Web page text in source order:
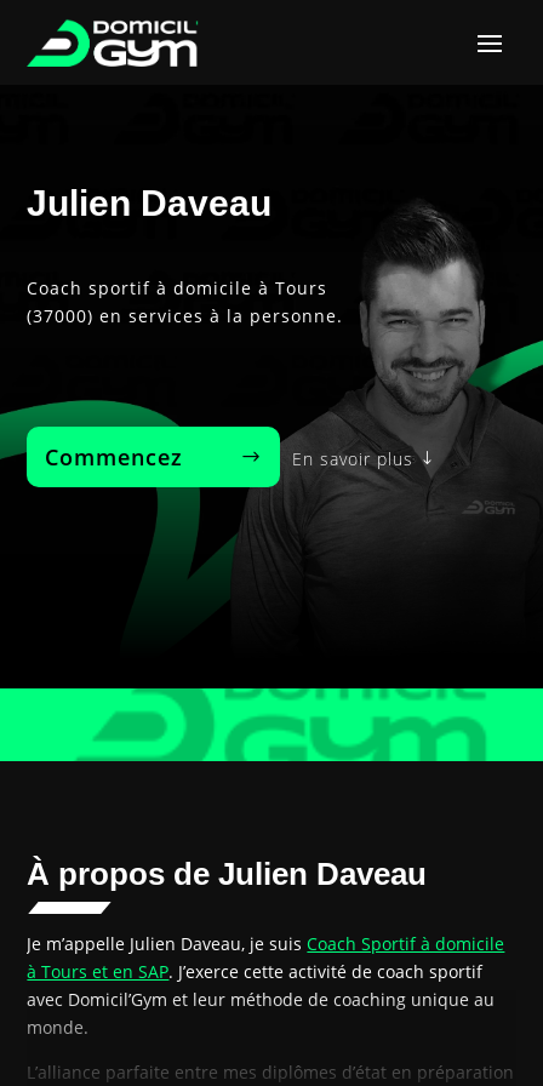
Julien Daveau
Coach sportif à domicile à Tours
(37000) en services à la personne.
Commencez‎ ‎ ‎ ‎ ‎ ‎ ‎ ‎ En savoir plus
À propos de Julien Daveau
Je m’appelle Julien Daveau, je suisCoach Sportif à domicile
à Tours et en SAP. J’exerce cette activité de coach sportif
avec Domicil’Gym et leur méthode de coaching unique au
monde.
L’alliance parfaite entre mes diplômes d’état en préparation